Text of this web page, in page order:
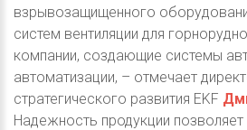
взрывозащищенного
систем вентиляции для
компании, создающие системы
автоматизации, – отмечает
стратегического развития EKF
Надежность продукции